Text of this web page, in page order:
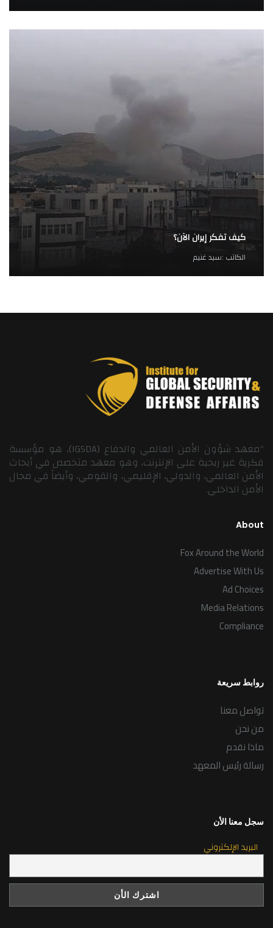
كيف تفكر إيران الآن؟
الكاتب :سيد غنيم
“معهد شؤون الأمن العالمي والدفاع (IGSDA)، هو مؤسسة
فكرية غير ربحية على الإنترنت، وهو معهد متخصص في أبحاث
الأمن العالمي، والدولي، الإقليمي، والقومي، وأيضاً في مجال
الأمن الداخلي.
About
Fox Around the World
Advertise With Us
Ad Choices
Media Relations
Compliance
روابط سريعة
تواصل معنا
من نحن
ماذا نقدم
رسالة رئيس المعهد
سجل معنا الأن
البريد الإلكتروني